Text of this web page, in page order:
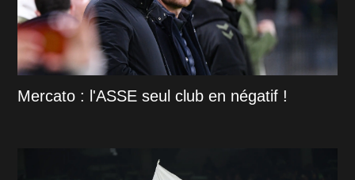
Mercato : l'ASSE seul club en négatif !